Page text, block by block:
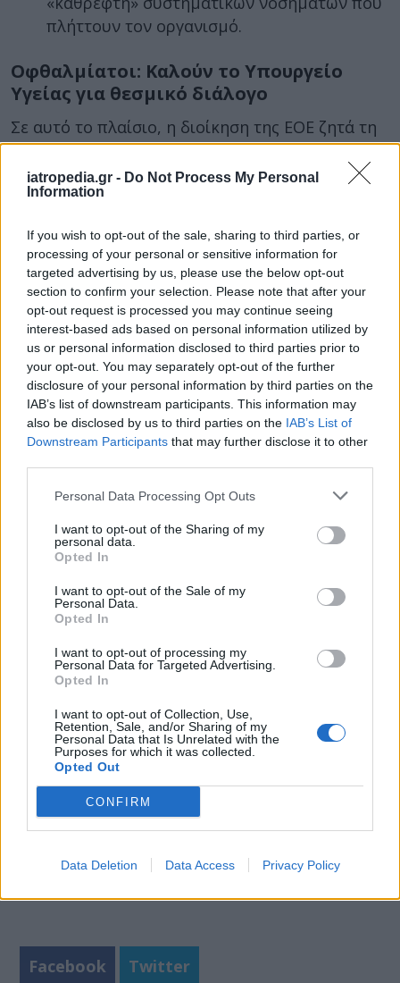
iatropedia.gr - Do Not Process My Personal
Information
If you wish to opt-out of the sale, sharing to third parties, or
processing of your personal or sensitive information for
targeted advertising by us, please use the below opt-out
section to confirm your selection. Please note that after your
opt-out request is processed you may continue seeing
interest-based ads based on personal information utilized by
us or personal information disclosed to third parties prior to
your opt-out. You may separately opt-out of the further
disclosure of your personal information by third parties on the
IAB’s list of downstream participants. This information may
also be disclosed by us to third parties on the IAB’s List of
Downstream Participants that may further disclose it to other
Personal Data Processing Opt Outs
I want to opt-out of the Sharing of my
personal data.
Opted In
I want to opt-out of the Sale of my
Personal Data.
Opted In
I want to opt-out of processing my
Personal Data for Targeted Advertising.
Opted In
I want to opt-out of Collection, Use,
Retention, Sale, and/or Sharing of my
Personal Data that Is Unrelated with the
Purposes for which it was collected.
Opted Out
CONFIRM
Data Deletion Data Access Privacy Policy
πλήττουν τον οργανισμό.
Οφθαλμίατοι: Καλούν το Υπουργείο
Υγείας για θεσμικό διάλογο
Σε αυτό το πλαίσιο, η διοίκηση της ΕΟΕ ζητά τη
διασφάλιση των διακριτών επιστημονικών
ρόλωνστον χώρο της υγείας, με αποκλειστικό
γνώμονα την ασφάλεια των πολιτών. Για τον
ουσιαστικό θεσμικό διάλογο και αιτείται άμεση
συνάντηση με τον υπουργό.
Ο πρόεδρος του Διοικητικού Συμβουλίου της
Ελληνικής Οφθαλμολογικής Εταιρείας, κ.
Χρήστος Πίτσας,συμπυκνώνει τη θέση του
ιατρικού κόσμου, δίνοντας το στίγμα της
επόμενης μέρας:
«Η όραση είναι δημόσιο αγαθό υγείας και ο ασθενής
δικαιούται πρώτα διάγνωση και μετά διόρθωση.
Σεβόμαστε πλήρως τον ρόλο των Οπτικών –
Οπτομετρών· ακριβώς γι’ αυτό επιμένουμε στησαφή
διάκριση ανάμεσα στην τεχνική πράξη και στην
ιατρική διάγνωση.
Δεν ζητούμε προνόμια —
ζητούμε ασφάλεια για τον πολίτη. Άλλωστε, η
διάκριση ανάμεσα στην ιατρική και στην οπτική /
οπτομετρική πράξη είναι διαχρονικά σαφής· δεν
γίνεται σεβαστή».
Facebook
Twitter